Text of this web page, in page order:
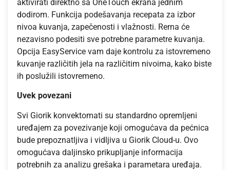
aktivirati direktno sa OneTouch ekrana jednim
dodirom. Funkcija podešavanja recepata za izbor
nivoa kuvanja, zapečenosti i vlažnosti. Rerna će
nezavisno podesiti sve potrebne parametre kuvanja.
Opcija EasyService vam daje kontrolu za istovremeno
kuvanje različitih jela na različitim nivoima, kako biste
ih poslužili istovremeno.
Uvek povezani
Svi Giorik konvektomati su standardno opremljeni
uređajem za povezivanje koji omogućava da pećnica
bude prepoznatljiva i vidljiva u Giorik Cloud-u. Ovo
omogućava daljinsko prikupljanje informacija
potrebnih za analizu grešaka i parametara uređaja.